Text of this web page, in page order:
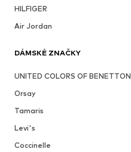
HILFIGER
Air Jordan
DÁMSKÉ ZNAČKY
UNITED COLORS OF BENETTON
Orsay
Tamaris
Levi's
Coccinelle